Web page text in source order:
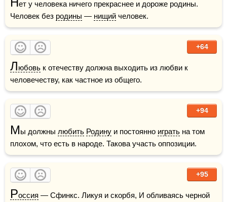
ет у человека ничего прекраснее и дороже родины.
Человек без родины — нищий человек.
+64
Любовь к отечеству должна выходить из любви к
человечеству, как частное из общего.
+94
Мы должны любить Родину и постоянно играть на том
плохом, что есть в народе. Такова участь оппозиции.
+95
Россия